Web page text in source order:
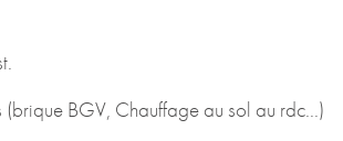
(brique BGV, Chauffage au sol au rdc...)